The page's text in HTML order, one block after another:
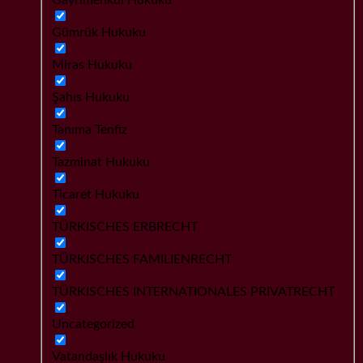
Gümrük Hukuku
Miras Hukuku
Şahıs Hukuku
Tanıma Tenfiz
Tazminat Hukuku
Ticaret Hukuku
TÜRKISCHES ERBRECHT
TÜRKISCHES FAMILIENRECHT
TÜRKISCHES INTERNATIONALES PRIVATRECHT
Uncategorized
Vatandaşlık Hukuku